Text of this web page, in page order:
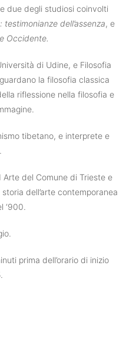
due degli studiosi coinvolti
dell’assenza, e
Occidente.
di Udine, e Filosofia
la filosofia classica
riflessione nella filosofia e
tibetano, e interprete e
del Comune di Trieste e
dell’arte contemporanea
‘900.
prima dell’orario di inizio